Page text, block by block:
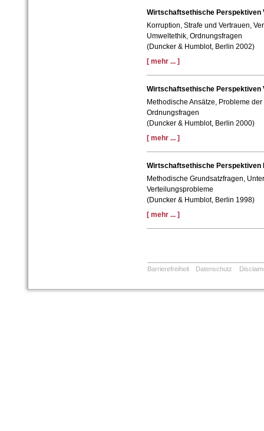
Wirtschaftsethische Perspektiven
Korruption, Strafe und Vertrauen,
Umweltethik, Ordnungsfragen
(Duncker & Humblot, Berlin 2002)
[ mehr ... ]
Wirtschaftsethische Perspektiven
Methodische Ansätze, Probleme
Ordnungsfragen
(Duncker & Humblot, Berlin 2000)
[ mehr ... ]
Wirtschaftsethische Perspektiven
Methodische Grundsatzfragen,
Verteilungsprobleme
(Duncker & Humblot, Berlin 1998)
[ mehr ... ]
Barrierefreiheit Datenschutz